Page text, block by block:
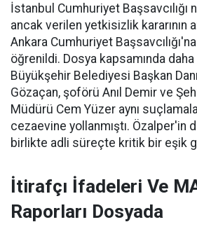
İstanbul Cumhuriyet Başsavcılığı
ancak verilen yetkisizlik kararının
Ankara Cumhuriyet Başsavcılığı'na
öğrenildi. Dosya kapsamında
Büyükşehir Belediyesi Başkan
Gözaçan, şoförü Anıl Demir ve
Müdürü Cem Yüzer aynı
cezaevine yollanmıştı. Özalper'in
birlikte adli süreçte kritik bir eşik
İtirafçı İfadeleri Ve
Raporları Dosyada